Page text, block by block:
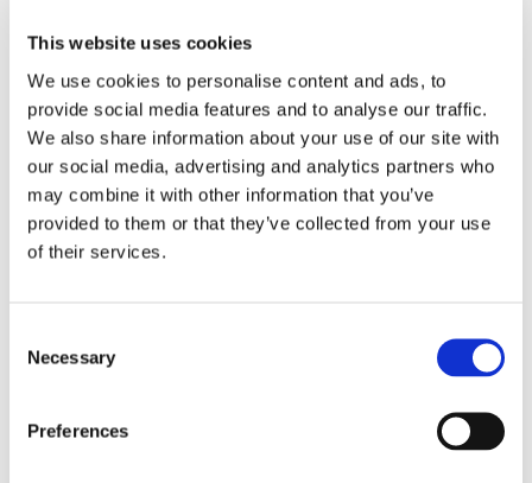
This website uses cookies
We use cookies to personalise content and ads, to
provide social media features and to analyse our traffic.
We also share information about your use of our site with
our social media, advertising and analytics partners who
may combine it with other information that you’ve
provided to them or that they’ve collected from your use
of their services.
Selection
Necessary
Preferences